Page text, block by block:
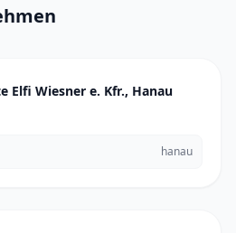
Elfi Wiesner e. Kfr., Hanau
hanau